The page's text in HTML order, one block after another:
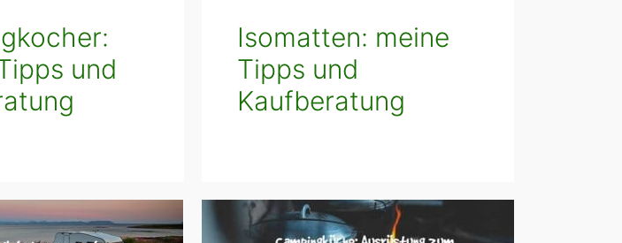
und
Isomatten: meine
Tipps und
Kaufberatung